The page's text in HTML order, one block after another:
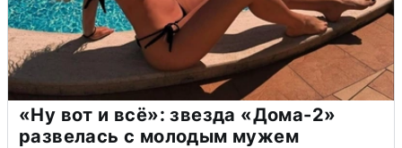
«Ну вот и всё»: звезда «Дома-2»
развелась с молодым мужем